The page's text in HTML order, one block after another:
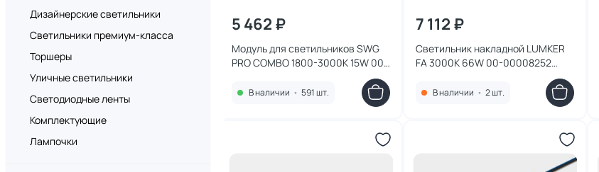
Дизайнерские светильники
Светильники премиум-класса
Торшеры
Уличные светильники
Светодиодные ленты
Комплектующие
Лампочки
5 462 ₽
Модуль для светильников SWG
PRO COMBO 1800-3000K 15W 00-
В наличии • 591 шт.
7 112 ₽
Светильник накладной LUMKER
FA 3000K 66W 00-00008252
В наличии • 2 шт.